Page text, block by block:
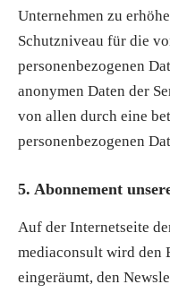
Unternehmen zu
Schutzniveau für die
personenbezogenen
anonymen Daten der
von allen durch eine
personenbezogenen
5. Abonnement
Auf der Internetseite
mediaconsult wird den
eingeräumt, den